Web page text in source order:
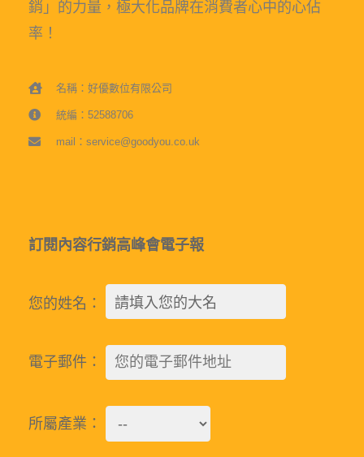
銷」的力量，極大化品牌在消費者心中的心佔
率！
名稱：好優數位有限公司
統編：52588706
mail：service@goodyou.co.uk
訂閱內容行銷高峰會電子報
您的姓名：
電子郵件：
所屬產業：